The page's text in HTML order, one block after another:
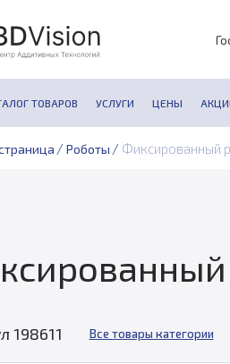
ТОВАРОВ УСЛУГИ ЦЕНЫ
/ Роботы / Фиксированный
198611 Все товары категории